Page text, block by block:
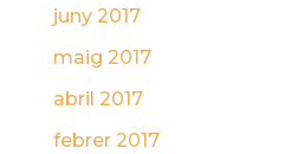
juny 2017
maig 2017
abril 2017
febrer 2017